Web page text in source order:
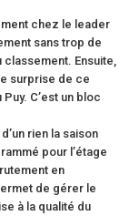
chez le leader
sans trop de
Ensuite,
surprise de ce
C’est un bloc
rien la saison
pour l’étage
en
de gérer le
à la qualité du